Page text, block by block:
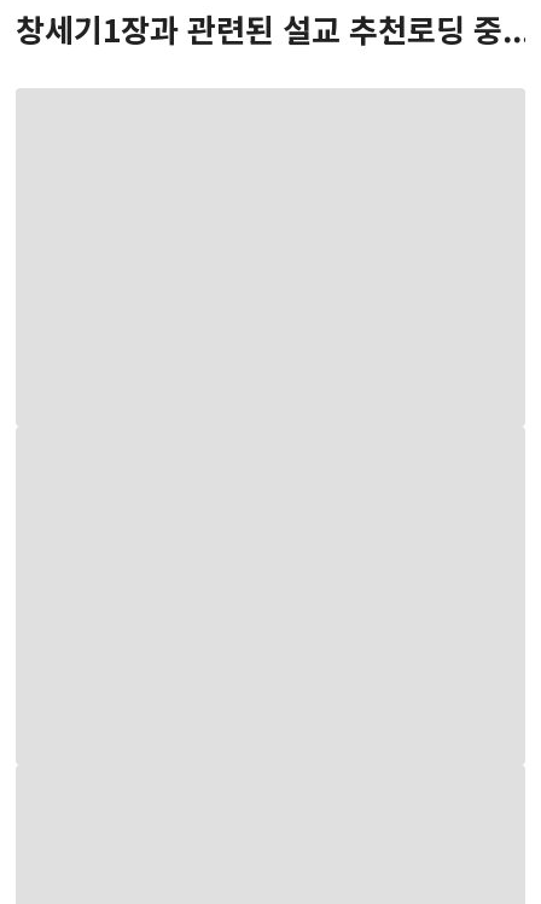
창세기1장과 관련된 설교 추천로딩 중...